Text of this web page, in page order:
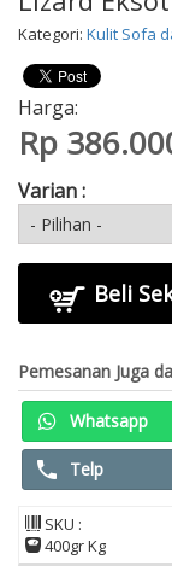
Kategori: Kulit Sofa
Harga:
Rp
Varian :
Beli
Pemesanan Juga
Whatsapp
Telp
SKU :
400gr Kg